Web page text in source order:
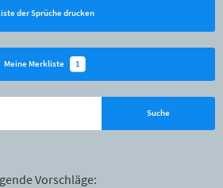
der Sprüche drucken
Meine Merkliste 1
Vorschläge: